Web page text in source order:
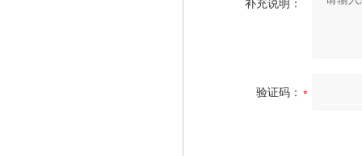
补充说明：
验证码：